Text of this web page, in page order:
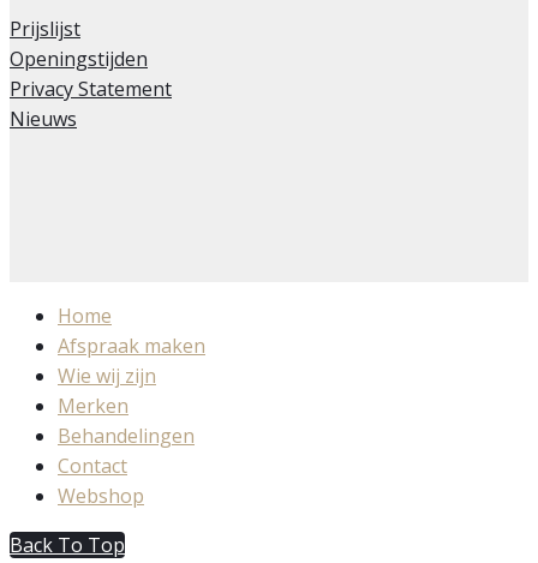
Prijslijst
Openingstijden
Privacy Statement
Nieuws
Home
Afspraak maken
Wie wij zijn
Merken
Behandelingen
Contact
Webshop
Back To Top